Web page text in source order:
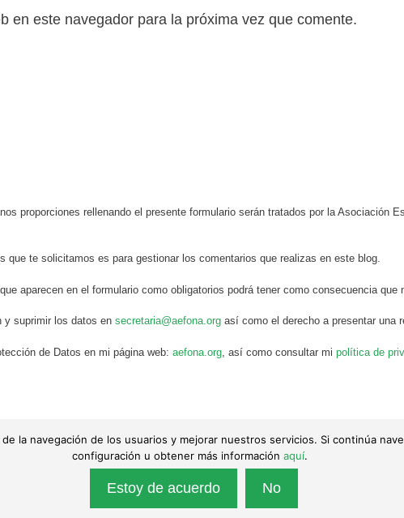
en este navegador para la próxima vez que comente.
proporciones rellenando el presente formulario serán tratados por la Asociación
que te solicitamos es para gestionar los comentarios que realizas en este blog.
aparecen en el formulario como obligatorios podrá tener como consecuencia que
y suprimir los datos en secretaria@aefona.org así como el derecho a presentar una
de Datos en mi página web: aefona.org , así como consultar mi política de
de sus autores. Queda totalmente prohibida su reproducción.
Política de cookies|
la navegación de los usuarios y mejorar nuestros servicios. Si continúa
configuración u obtener más información aquí.
Estoy de acuerdo No